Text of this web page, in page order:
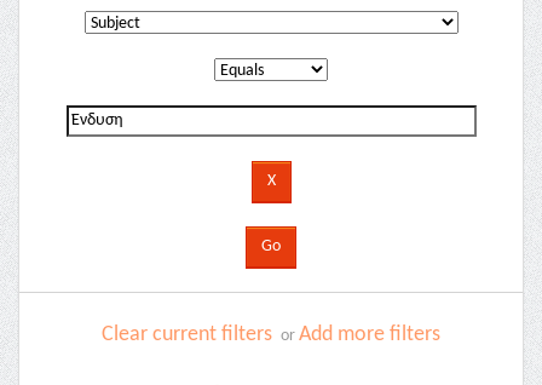
Clear current filters or Add more filters